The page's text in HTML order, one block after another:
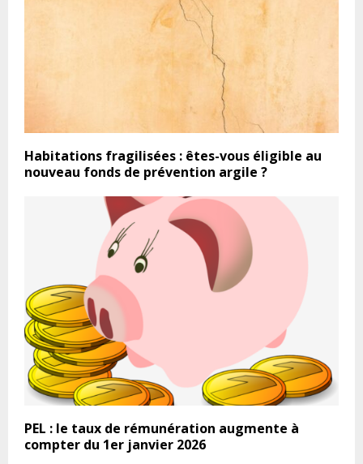
Habitations fragilisées : êtes-vous éligible au
nouveau fonds de prévention argile ?
PEL : le taux de rémunération augmente à
compter du 1er janvier 2026